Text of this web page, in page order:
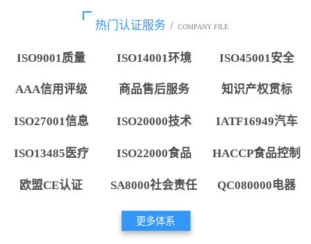
热门认证服务 / COMPANY FILE
ISO9001质量 ISO14001环境 ISO45001安全
AAA信用评级 商品售后服务 知识产权贯标
ISO27001信息 ISO20000技术 IATF16949汽车
ISO13485医疗 ISO22000食品 HACCP食品控制
欧盟CE认证 SA8000社会责任 QC080000电器
更多体系